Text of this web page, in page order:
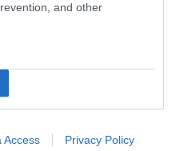
and other
Access Privacy Policy